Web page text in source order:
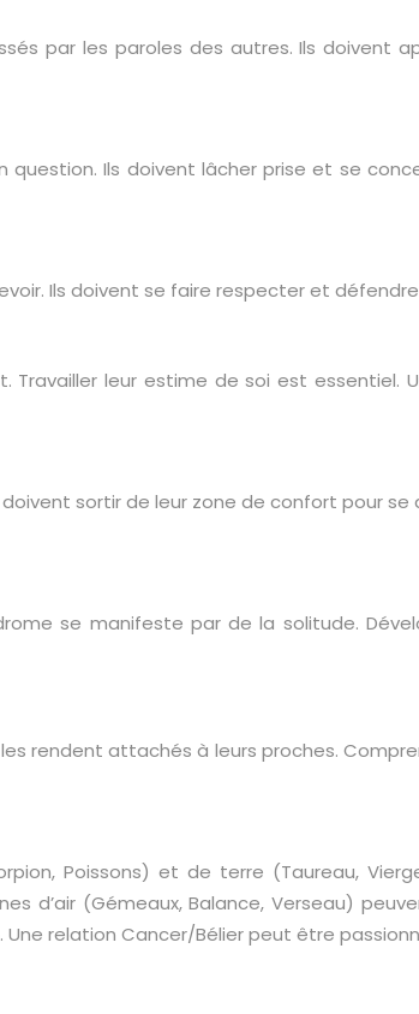
par les paroles des autres. Ils doivent
Ils doivent lâcher prise et se
Ils doivent se faire respecter et
leur estime de soi est essentiel.
sortir de leur zone de confort pour se
se manifeste par de la solitude.
rendent attachés à leurs proches.
Poissons) et de terre (Taureau,
d’air (Gémeaux, Balance, Verseau)
relation Cancer/Bélier peut être